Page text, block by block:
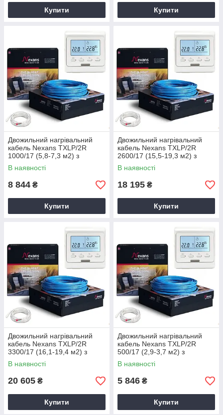
Купити Купити
Двожильний нагрівальний
кабель Nexans TXLP/2R
1000/17 (5,8-7,3 м2) з
терморегулятором Е51
В наявності
8 844 ₴
Купити
Двожильний нагрівальний
кабель Nexans TXLP/2R
2600/17 (15,5-19,3 м2) з
терморегулятором Е51
В наявності
18 195 ₴
Купити
Двожильний нагрівальний
кабель Nexans TXLP/2R
3300/17 (16,1-19,4 м2) з
терморегулятором Е51
В наявності
20 605 ₴
Купити
Двожильний нагрівальний
кабель Nexans TXLP/2R
500/17 (2,9-3,7 м2) з
терморегулятором Е51
В наявності
5 846 ₴
Купити